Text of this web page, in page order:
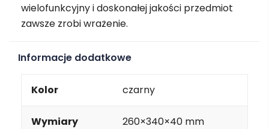
wielofunkcyjny i doskonałej jakości przedmiot
zawsze zrobi wrażenie.
Informacje dodatkowe
Kolor czarny
Wymiary 260×340×40 mm